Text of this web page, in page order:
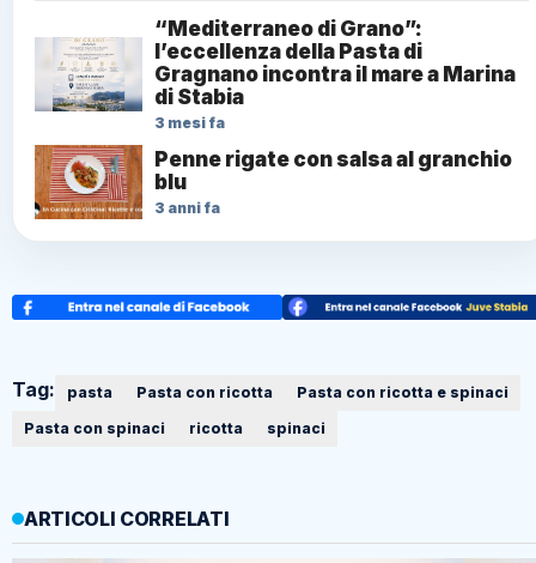
“Mediterraneo di Grano”:
l’eccellenza della Pasta di
Gragnano incontra il mare a Marina
di Stabia
3 mesi fa
Penne rigate con salsa al granchio
blu
3 anni fa
Tag: pasta Pasta con ricotta
Pasta con ricotta e spinaci
Pasta con spinaci
ricotta spinaci
ARTICOLI CORRELATI